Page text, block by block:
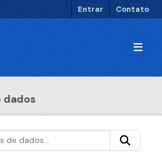
Entrar Contato
dados